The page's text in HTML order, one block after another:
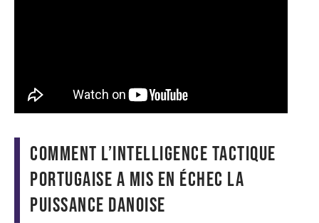
Comment l’intelligence tactique
portugaise a mis en échec la
puissance danoise